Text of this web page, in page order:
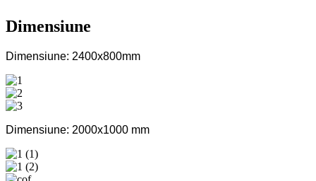
Dimensiune
Dimensiune: 2400x800mm
Dimensiune: 2000x1000 mm